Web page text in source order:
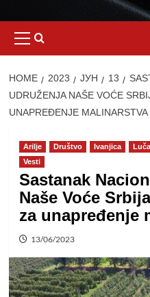
Menu
HOME 2023 ЈУН 13
UDRUŽENJA NAŠE VOĆE
UNAPREĐENJE MALINARSTVA
Arilje Društvo Ivanjica
Vesti
Sastanak
Naše Voće
za unapređenje
13/06/2023